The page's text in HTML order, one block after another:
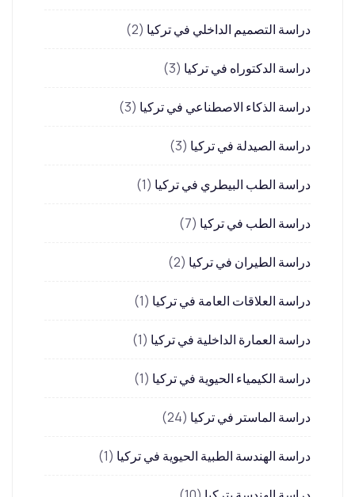
دراسة التصميم الداخلي في تركيا (2)
دراسة الدكتوراه في تركيا (3)
دراسة الذكاء الاصطناعي في تركيا (3)
دراسة الصيدلة في تركيا (3)
دراسة الطب البيطري في تركيا (1)
دراسة الطب في تركيا (7)
دراسة الطيران في تركيا (2)
دراسة العلاقات العامة في تركيا (1)
دراسة العمارة الداخلية في تركيا (1)
دراسة الكيمياء الحيوية في تركيا (1)
دراسة الماستر في تركيا (24)
دراسة الهندسة الطبية الحيوية في تركيا (1)